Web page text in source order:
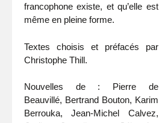
francophone existe, et qu’elle est
même en pleine forme.
Textes choisis et préfacés par
Christophe Thill.
Nouvelles de : Pierre de
Beauvillé, Bertrand Bouton, Karim
Berrouka, Jean-Michel Calvez,